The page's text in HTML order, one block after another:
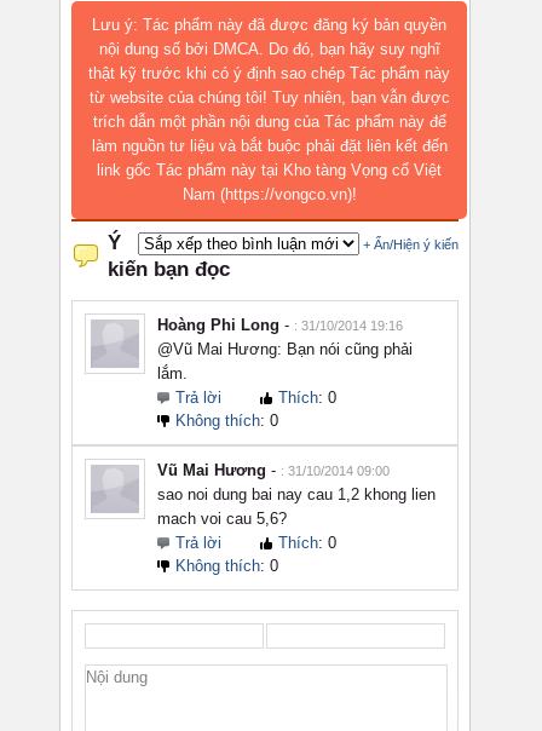
Lưu ý: Tác phẩm này đã được đăng ký bản quyền
nội dung số bởi DMCA. Do đó, bạn hãy suy nghĩ
thật kỹ trước khi có ý định sao chép Tác phẩm này
từ website của chúng tôi! Tuy nhiên, bạn vẫn được
trích dẫn một phần nội dung của Tác phẩm này để
làm nguồn tư liệu và bắt buộc phải đặt liên kết đến
link gốc Tác phẩm này tại Kho tàng Vọng cổ Việt
Nam (https://vongco.vn)!